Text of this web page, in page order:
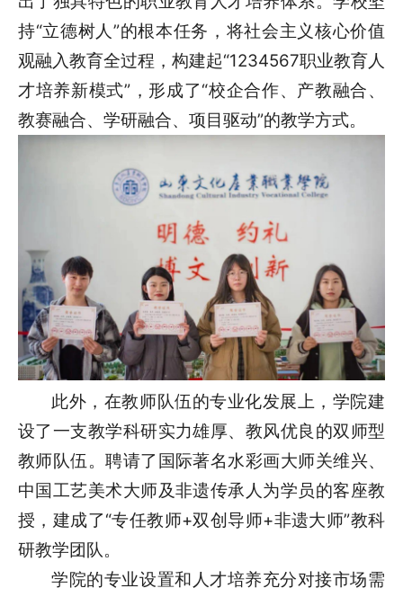
持“立德树人”的根本任务，将社会主义核心价值
观融入教育全过程，构建起“1234567职业教育人
才培养新模式”，形成了“校企合作、产教融合、
教赛融合、学研融合、项目驱动”的教学方式。
此外，在教师队伍的专业化发展上，学院建
设了一支教学科研实力雄厚、教风优良的双师型
教师队伍。聘请了国际著名水彩画大师关维兴、
中国工艺美术大师及非遗传承人为学员的客座教
授，建成了“专任教师+双创导师+非遗大师”教科
研教学团队。
学院的专业设置和人才培养充分对接市场需